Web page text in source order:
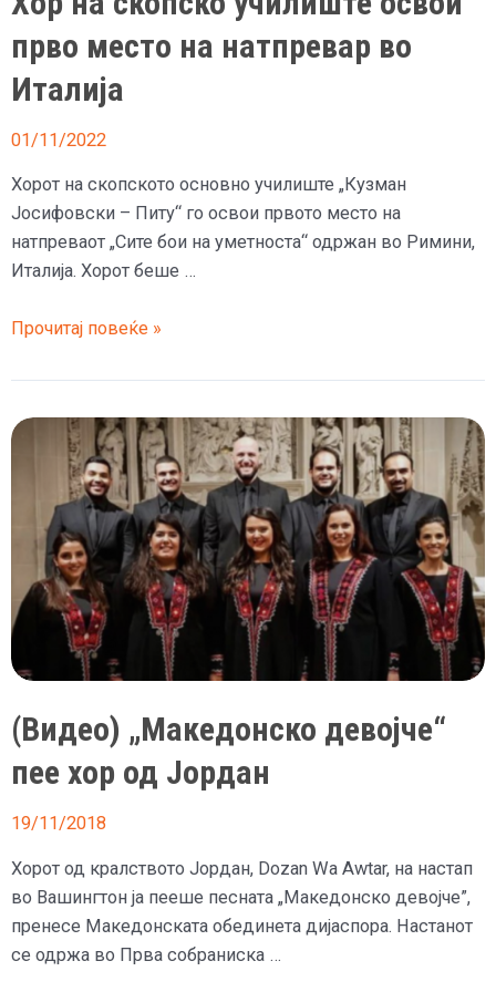
прво место на натпревар во
Италија
01/11/2022
Хорот на скопското основно училиште „Кузман
Јосифовски – Питу“ го освои првото место на
натпреваот „Сите бои на уметноста“ одржан во Римини,
Италија. Хорот беше …
Хор
скопско
училиште
освои
место
натпревар
во
Италија
Прочитај повеќе »
(Видео) „Македонско девојче“
пее хор од Јордан
19/11/2018
Хорот од кралството Јордан, Dozan Wa Awtar, на настап
во Вашингтон ја пееше песната „Македонско девојче”,
пренесе Македонската обединета дијаспора. Настанот
се одржа во Прва собраниска …